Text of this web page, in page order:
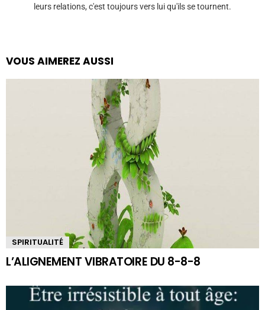
leurs relations, c'est toujours vers lui qu'ils se tournent.
VOUS AIMEREZ AUSSI
SPIRITUALITÉ
L’ALIGNEMENT VIBRATOIRE DU 8-8-8